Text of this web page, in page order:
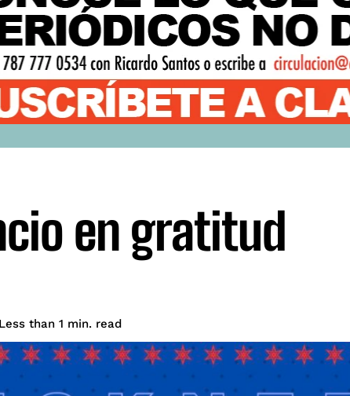
en gratitud
Less than 1 min. read